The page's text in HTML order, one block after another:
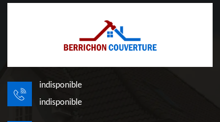
indisponible
indisponible